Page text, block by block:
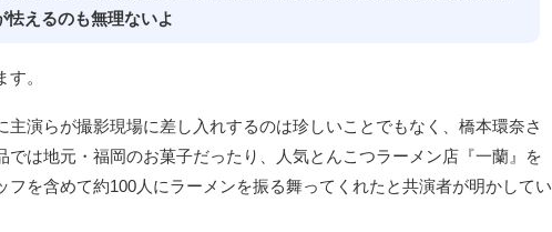
怯えるのも無理ないよ
。
主演らが撮影現場に差し入れするのは珍しいことでもなく、橋本環奈さ
では地元・福岡のお菓子だったり、人気とんこつラーメン店『一蘭』を
フを含めて約100人にラーメンを振る舞ってくれたと共演者が明かしてい